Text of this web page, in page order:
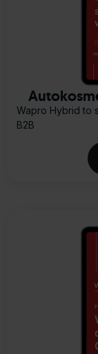
Wapro Hybrid to
B2B